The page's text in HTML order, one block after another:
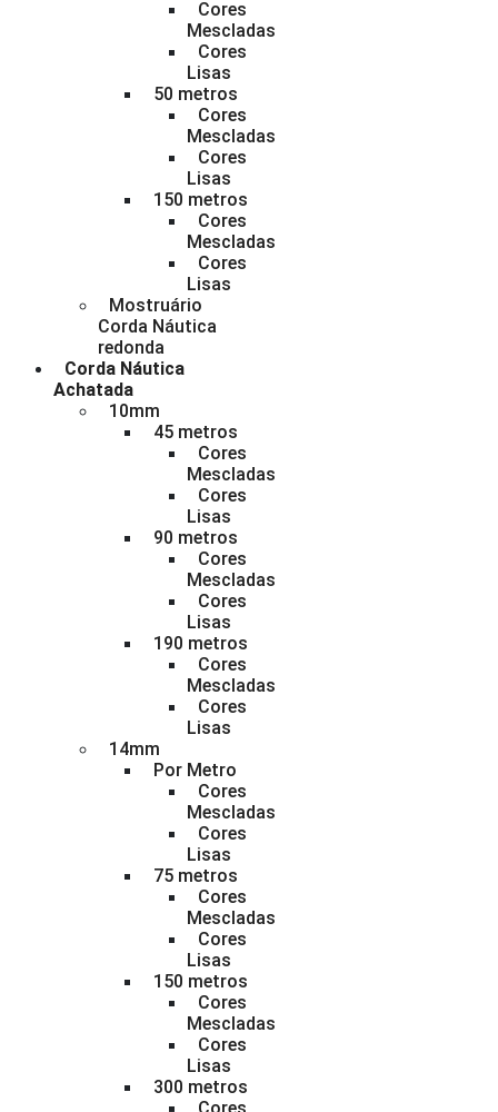
Cores
Mescladas
Cores
Lisas
50 metros
Cores
Mescladas
Cores
Lisas
150 metros
Cores
Mescladas
Cores
Lisas
Mostruário
Corda Náutica
redonda
Corda Náutica
Achatada
10mm
45 metros
Cores
Mescladas
Cores
Lisas
90 metros
Cores
Mescladas
Cores
Lisas
190 metros
Cores
Mescladas
Cores
Lisas
14mm
Por Metro
Cores
Mescladas
Cores
Lisas
75 metros
Cores
Mescladas
Cores
Lisas
150 metros
Cores
Mescladas
Cores
Lisas
300 metros